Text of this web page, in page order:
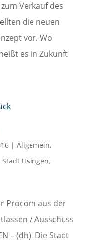
Verkauf des
die neuen
vor. Wo
es in Zukunft
| Allgemein,
Stadt Usingen,
Procom aus der
/ Ausschuss
– (dh). Die Stadt